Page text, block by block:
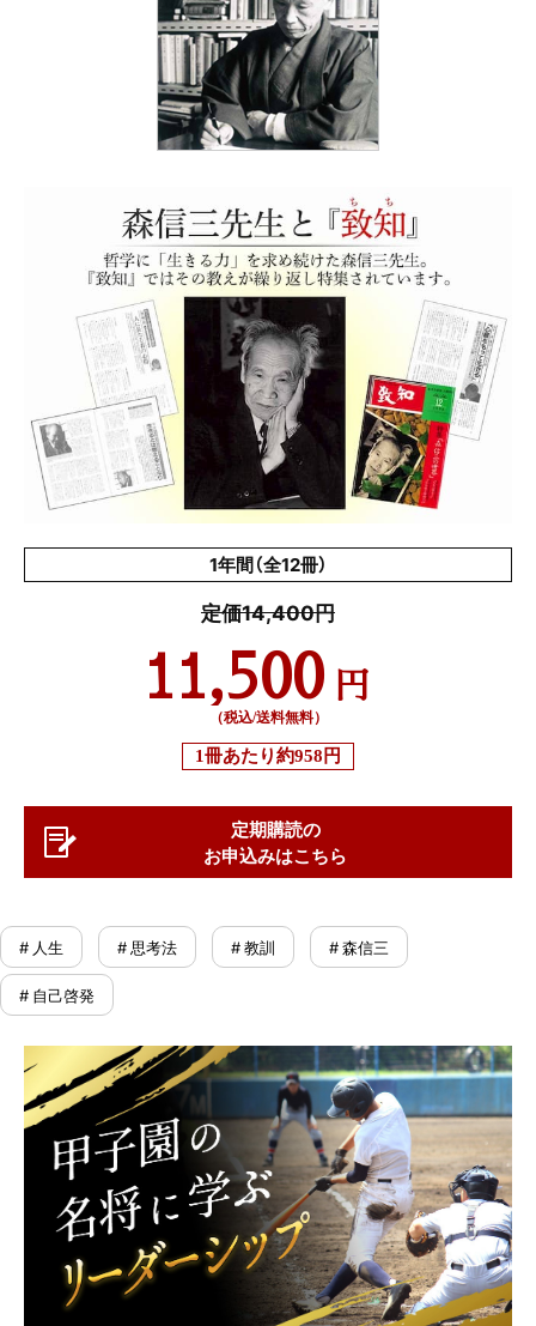
1年間（全12冊）
定価14,400円
11,500 円
（税込/送料無料）
1冊あたり約958円
定期購読の
お申込みはこちら
# 人生 # 思考法 # 教訓 # 森信三
# 自己啓発